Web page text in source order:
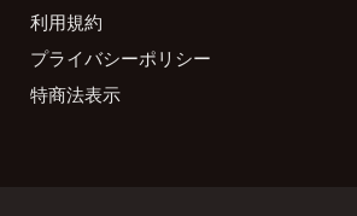
利用規約
プライバシーポリシー
特商法表示